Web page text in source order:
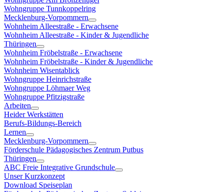
Wohngruppe Tunnkoppelring
Mecklenburg-Vorpommern
Wohnheim Alleestraße - Erwachsene
Wohnheim Alleestraße - Kinder & Jugendliche
Thüringen
Wohnheim Fröbelstraße - Erwachsene
Wohnheim Fröbelstraße - Kinder & Jugendliche
Wohnheim Wisentablick
Wohngruppe Heinrichstraße
Wohngruppe Löhmaer Weg
Wohngruppe Pfitzigstraße
Arbeiten
Heider Werkstätten
Berufs-Bildungs-Bereich
Lernen
Mecklenburg-Vorpommern
Förderschule Pädagogisches Zentrum Putbus
Thüringen
ABC Freie Integrative Grundschule
Unser Kurzkonzept
Download Speiseplan